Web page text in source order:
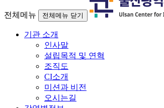
전체메뉴 전체메뉴 닫기
기관 소개
인사말
설립목적 및 연혁
조직도
CI소개
미션과 비전
오시는길